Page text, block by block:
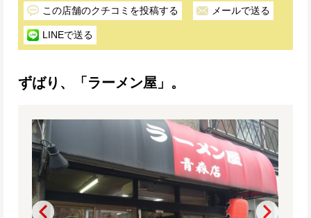
この店舗のクチコミを投稿する メールで送る
LINEで送る
ずばり、「ラーメン屋」。